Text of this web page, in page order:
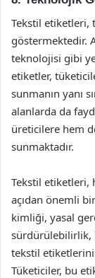
Tekstil
göstermektedir.
teknolojisi gibi
etiketler,
sunmanın yanı
alanlarda da
üreticilere hem
sunmaktadır.
Tekstil etiketleri,
açıdan önemli
kimliği, yasal
sürdürülebilirlik,
tekstil
Tüketiciler, bu